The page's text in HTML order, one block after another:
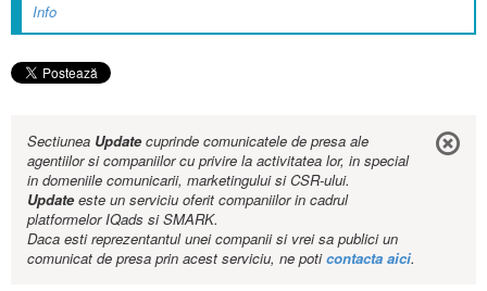
Info
Sectiunea Updatecuprinde comunicatele de presa ale
agentiilor si companiilor cu privire la activitatea lor, in special
in domeniile comunicarii, marketingului si CSR-ului.
Updateeste un serviciu oferit companiilor in cadrul
platformelor IQads si SMARK.
Daca esti reprezentantul unei companii si vrei sa publici un
comunicat de presa prin acest serviciu, ne poticontacta aici.